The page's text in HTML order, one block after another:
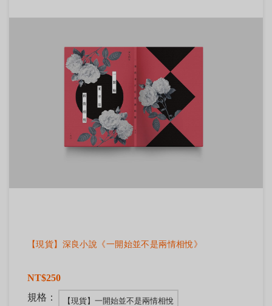
【現貨】深良小說《一開始並不是兩情相悅》
NT$250
規格：
【現貨】一開始並不是兩情相悅